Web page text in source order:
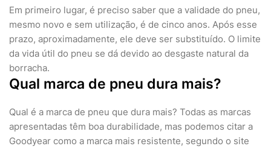
Em primeiro lugar, é preciso saber que a validade do pneu,
mesmo novo e sem utilização, é de cinco anos. Após esse
prazo, aproximadamente, ele deve ser substituído. O limite
da vida útil do pneu se dá devido ao desgaste natural da
borracha.
Qual marca de pneu dura mais?
Qual é a marca de pneu que dura mais? Todas as marcas
apresentadas têm boa durabilidade, mas podemos citar a
Goodyear como a marca mais resistente, segundo o site